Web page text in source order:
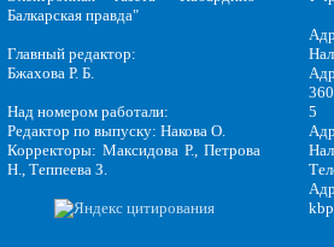
Балкарская правда"
Главный редактор:
Бжахова Р. Б.
Над номером работали:
Редактор по выпуску: Накова О.
Корректоры: Максидова Р., Петрова
Н., Теппеева З.
5